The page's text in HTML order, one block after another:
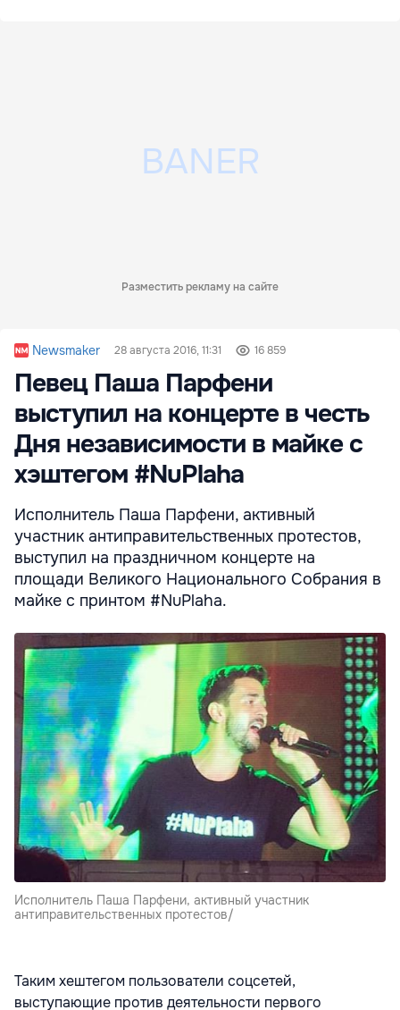
Разместить рекламу на сайте
Newsmaker 28 августа 2016, 11:31 16 859
Певец Паша Парфени
выступил на концерте в честь
Дня независимости в майке с
хэштегом #NuPlaha
Исполнитель Паша Парфени, активный
участник антиправительственных протестов,
выступил на праздничном концерте на
площади Великого Национального Собрания в
майке с принтом #NuPlaha.
Исполнитель Паша Парфени, активный участник
антиправительственных протестов/
Таким хештегом пользователи соцсетей,
выступающие против деятельности первого